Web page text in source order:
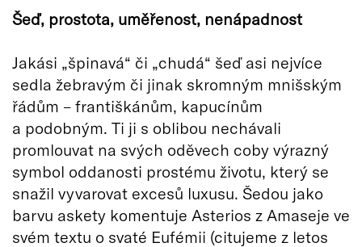
Šeď, prostota, uměřenost, nenápadnost
Jakási „špinavá“ či „chudá“ šeď asi nejvíce
sedla žebravým či jinak skromným mnišským
řádům – františkánům, kapucínům
a podobným. Ti ji s oblibou nechávali
promlouvat na svých oděvech coby výrazný
symbol oddanosti prostému životu, který se
snažil vyvarovat excesů luxusu. Šedou jako
barvu askety komentuje Asterios z Amaseje ve
svém textu o svaté Eufémii (citujeme z letos